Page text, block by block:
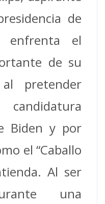
de
enfrenta el
de su
pretender
Biden y por
el “Caballo
Al ser
una